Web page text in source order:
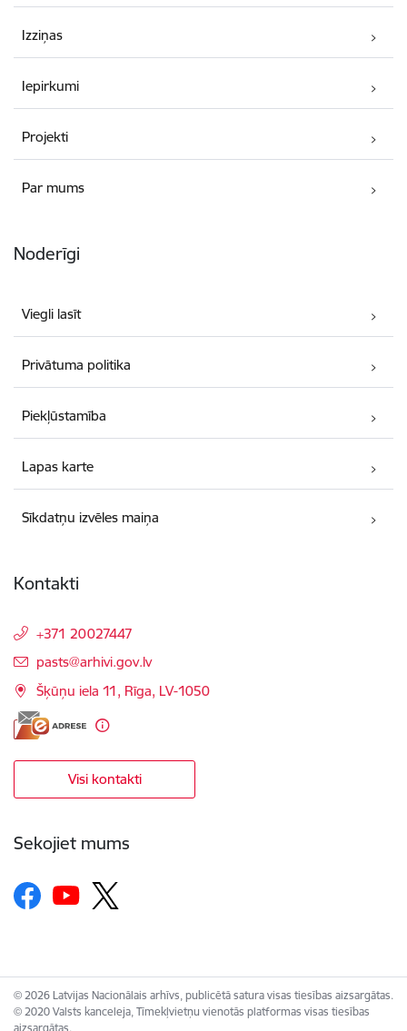
Izziņas
Iepirkumi
Projekti
Par mums
Noderīgi
Viegli lasīt
Privātuma politika
Piekļūstamība
Lapas karte
Sīkdatņu izvēles maiņa
Kontakti
+371 20027447
E-pasts:
pasts@arhivi.gov.lv
Šķūņu iela 11, Rīga, LV-1050
Visi kontakti
Sekojiet mums
© 2026 Latvijas Nacionālais arhīvs, publicētā satura visas tiesības aizsargātas.
© 2020 Valsts kanceleja, Tīmekļvietņu vienotās platformas visas tiesības
aizsargātas.